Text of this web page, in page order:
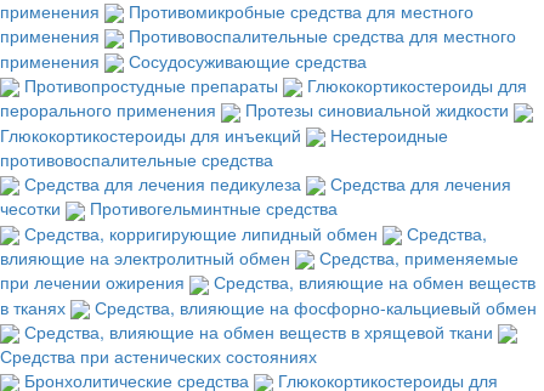
применения
Противомикробные средства для местного
применения
Противовоспалительные средства для местного
применения
Сосудосуживающие средства
Противопростудные препараты
Глюкокортикостероиды для
перорального применения
Протезы синовиальной жидкости
Глюкокортикостероиды для инъекций
Нестероидные
противовоспалительные средства
Средства для лечения педикулеза
Средства для лечения
чесотки
Противогельминтные средства
Средства, корригирующие липидный обмен
Средства,
влияющие на электролитный обмен
Средства, применяемые
при лечении ожирения
Средства, влияющие на обмен веществ
в тканях
Средства, влияющие на фосфорно-кальциевый обмен
Средства, влияющие на обмен веществ в хрящевой ткани
Средства при астенических состояниях
Бронхолитические средства
Глюкокортикостероиды для